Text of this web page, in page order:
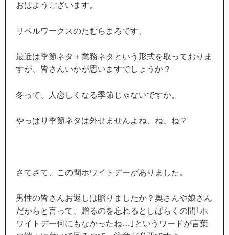
おはようございます。
リベルワークスのたむらまろです。
最近は季節ネタ＋業務ネタという形式を取っておりま
すが、皆さんいかが思いますでしょうか？
冬って、人恋しくなる季節じゃないですか。
やっぱり季節ネタは外せませんよね、ね、ね？
さてさて、この間ホワイトデーがありました。
男性の皆さんお返しは贈りましたか？奥さんや娘さん
だからと言って、贈るのを忘れるとしばらくの間｢ホ
ワイトデー何にもなかったね…｣というワードが言葉